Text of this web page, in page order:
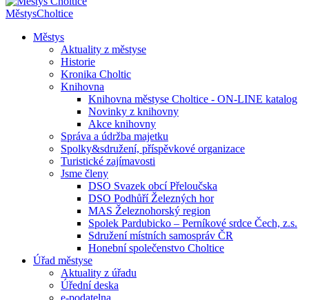
MěstysCholtice
Městys
Aktuality z městyse
Historie
Kronika Choltic
Knihovna
Knihovna městyse Choltice - ON-LINE katalog
Novinky z knihovny
Akce knihovny
Správa a údržba majetku
Spolky&sdružení, příspěvkové organizace
Turistické zajímavosti
Jsme členy
DSO Svazek obcí Přeloučska
DSO Podhůří Železných hor
MAS Železnohorský region
Spolek Pardubicko – Perníkové srdce Čech, z.s.
Sdružení místních samospráv ČR
Honební společenstvo Choltice
Úřad městyse
Aktuality z úřadu
Úřední deska
e-podatelna